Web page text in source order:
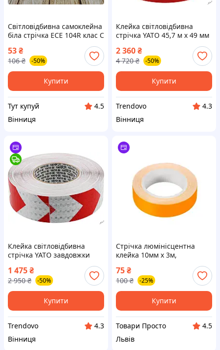
Світловідбивна самоклейна
біла стрічка ECE 104R клас C
для підвищення безпеки на
дорозі
53₴
106 ₴ -50%
Купити
Тут купуй
4.5
Вінниця
Клейка світловідбивна
стрічка YATO 45,7 м x 49 мм
поліетилентерефталату в
рулоні
2 360₴
4 720 ₴ -50%
Купити
Trendovo
4.3
Вінниця
Клейка світловідбивна
стрічка YATO завдовжки
45,7 м і завширшки 49 мм
червоно-білого кольору з
ПВХ у рулоні
1 475₴
2 950 ₴ -50%
Купити
Trendovo
4.3
Вінниця
Стрічка люмінісцентна
клейка 10мм x 3м,
75₴
100 ₴ -25%
Купити
Товари Просто
4.5
Львів